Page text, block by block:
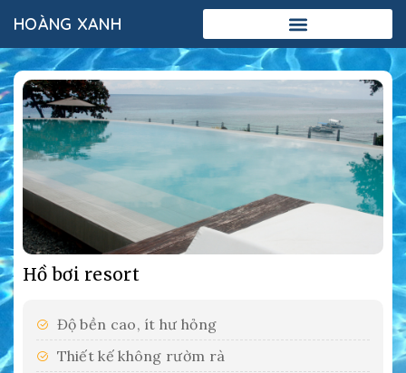
HOÀNG XANH
Add Your Heading Text Here
Hồ bơi resort
Độ bền cao, ít hư hỏng
Thiết kế không rườm rà